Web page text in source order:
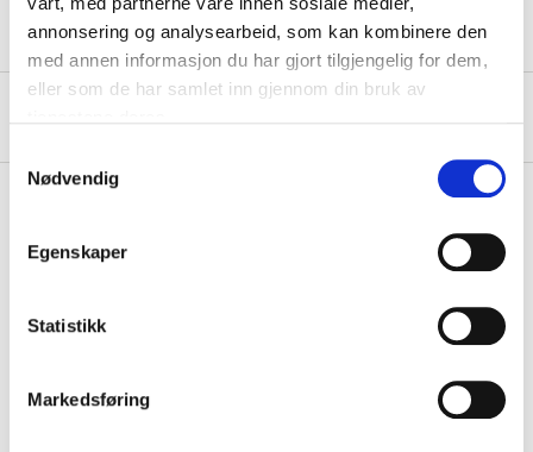
annonsering og analysearbeid, som kan kombinere den
med annen informasjon du har gjort tilgjengelig for dem,
eller som de har samlet inn gjennom din bruk av
Nødvendig
Egenskaper
Statistikk
Markedsføring
Other customers also bought